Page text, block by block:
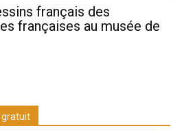
français des
françaises au musée de
gratuit